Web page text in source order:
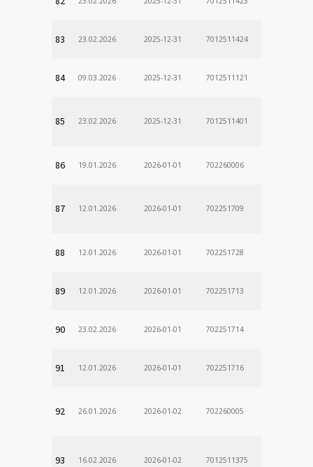
83 23.02.2026 2025-12-31 7012511424
84 09.03.2026 2025-12-31 7012511121
85 23.02.2026 2025-12-31 7012511401
86 19.01.2026 2026-01-01 702260006
87 12.01.2026 2026-01-01 702251709
88 12.01.2026 2026-01-01 702251728
89 12.01.2026 2026-01-01 702251713
90 23.02.2026 2026-01-01 702251714
91 12.01.2026 2026-01-01 702251716
92 26.01.2026 2026-01-02 702260005
93 16.02.2026 2026-01-02 7012511375